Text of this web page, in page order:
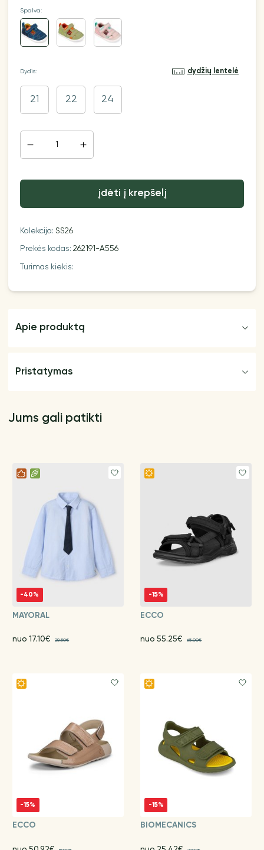
Spalva:
Dydis: dydžių lentelė
21 22 24
įdėti į krepšelį
Kolekcija:SS26
Prekės kodas:262191-A556
Turimas kiekis:
Apie produktą
Pristatymas
Jums gali patikti
-40%
MAYORAL
nuo 17.10€ 28.50€
-15%
ECCO
nuo 55.25€ 65.00€
-15%
ECCO
-15%
BIOMECANICS